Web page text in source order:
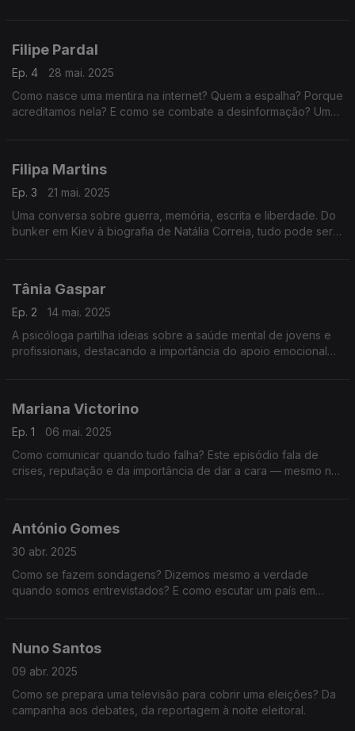
Filipe Pardal
Ep. 4
28 mai. 2025
Como nasce uma mentira na internet? Quem a espalha? Porque
acreditamos nela? E como se combate a desinformação? Um
Filipa Martins
Ep. 3
21 mai. 2025
Uma conversa sobre guerra, memória, escrita e liberdade. Do
bunker em Kiev à biografia de Natália Correia, tudo pode ser
Tânia Gaspar
Ep. 2
14 mai. 2025
A psicóloga partilha ideias sobre a saúde mental de jovens e
profissionais, destacando a importância do apoio emocional
Mariana Victorino
Ep. 1
06 mai. 2025
Como comunicar quando tudo falha? Este episódio fala de
crises, reputação e da importância de dar a cara — mesmo no
António Gomes
30 abr. 2025
Como se fazem sondagens? Dizemos mesmo a verdade
quando somos entrevistados? E como escutar um país em
Nuno Santos
09 abr. 2025
Como se prepara uma televisão para cobrir uma eleições? Da
campanha aos debates, da reportagem à noite eleitoral.